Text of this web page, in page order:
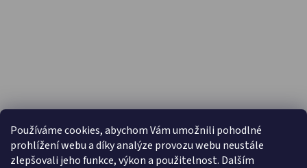
Používáme cookies, abychom Vám umožnili pohodlné
prohlížení webu a díky analýze provozu webu neustále
zlepšovali jeho funkce, výkon a použitelnost. Dalším
PŘIJÍMÁME ONLINE PLATBY